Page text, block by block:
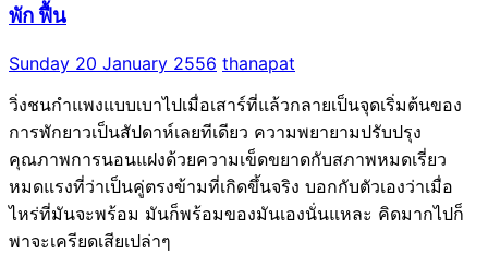
พัก ฟื้น
Sunday 20 January 2556 thanapat
วิ่งชนกำแพงแบบเบาไปเมื่อเสาร์ที่แล้วกลายเป็นจุดเริ่มต้นของ
การพักยาวเป็นสัปดาห์เลยทีเดียว ความพยายามปรับปรุง
คุณภาพการนอนแฝงด้วยความเข็ดขยาดกับสภาพหมดเรี่ยว
หมดแรงที่ว่าเป็นคู่ตรงข้ามที่เกิดขึ้นจริง บอกกับตัวเองว่าเมื่อ
ไหร่ที่มันจะพร้อม มันก็พร้อมของมันเองนั่นแหละ คิดมากไปก็
พาจะเครียดเสียเปล่าๆ